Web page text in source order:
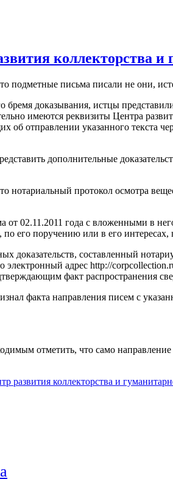
коллекторства
подметные письма писали не они,
бремя доказывания, истцы
имеются реквизиты Центра
об отправлении указанного текста
дополнительные
нотариальный протокол осмотра
от 02.11.2011 года с вложенными в
по его поручению или в его интересах,
доказательств, составленный
электронный адрес http://
факт распространения
факта направления писем с
отметить, что само
развития коллекторства и